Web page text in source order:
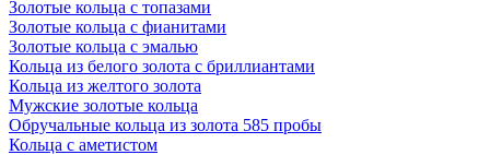
Золотые кольца с топазами
Золотые кольца с фианитами
Золотые кольца с эмалью
Кольца из белого золота с бриллиантами
Кольца из желтого золота
Мужские золотые кольца
Обручальные кольца из золота 585 пробы
Кольца с аметистом